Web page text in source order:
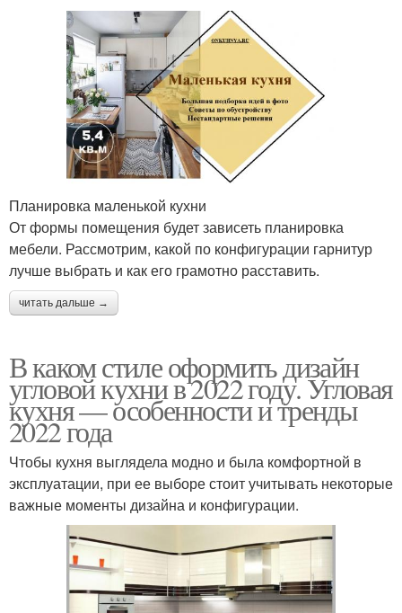
Планировка маленькой кухни
От формы помещения будет зависеть планировка
мебели. Рассмотрим, какой по конфигурации гарнитур
лучше выбрать и как его грамотно расставить.
читать дальше →
В каком стиле оформить дизайн
угловой кухни в 2022 году. Угловая
кухня — особенности и тренды
2022 года
Чтобы кухня выглядела модно и была комфортной в
эксплуатации, при ее выборе стоит учитывать некоторые
важные моменты дизайна и конфигурации.